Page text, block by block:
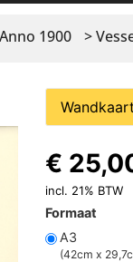
1900 >
Wandkaart
Formaat
A3
(42cm x
€
incl. 21% BTW